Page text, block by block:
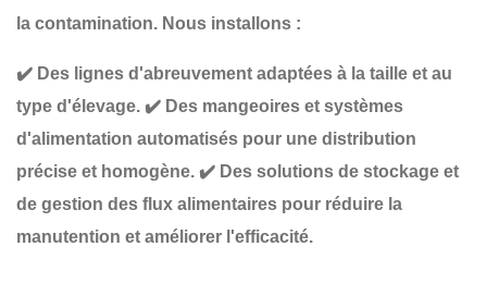
la contamination. Nous installons :
✔️ Des lignes d'abreuvement adaptées à la taille et au
type d'élevage. ✔️ Des mangeoires et systèmes
d'alimentation automatisés pour une distribution
précise et homogène. ✔️ Des solutions de stockage et
de gestion des flux alimentaires pour réduire la
manutention et améliorer l'efficacité.